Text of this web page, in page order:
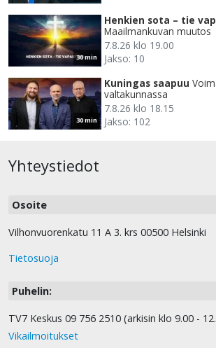
30 min
Henkien sota – tie
Maailmankuvan muutos
7.8.26 klo 19.00
Jakso: 10
30 min
Kuningas saapuu
valtakunnassa
7.8.26 klo 18.15
Jakso: 102
Yhteystiedot
Osoite
Vilhonvuorenkatu 11 A 3. krs 00500 Helsinki
Tietosuoja
Puhelin:
TV7 Keskus 09 756 2510 (arkisin klo 9.00 -
Vikailmoitukset